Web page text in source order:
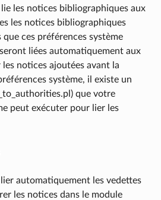
les notices bibliographiques aux
les notices bibliographiques
que ces préférences système
liées automatiquement aux
notices ajoutées avant la
système, il existe un
que votre
peut exécuter pour lier les
automatiquement les vedettes
les notices dans le module